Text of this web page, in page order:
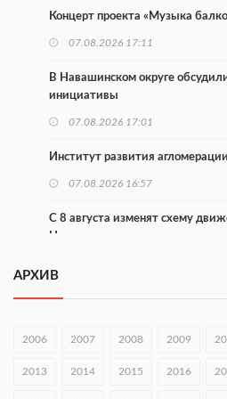
Концерт проекта «Музыка
07.08.2026 17:11
В Навашинском округе
инициативы
07.08.2026 17:01
Институт развития
07.08.2026 16:57
С 8 августа изменят схему
Новгород
В Нижегородской области
07.08.2026 14:54
В Чкаловске спустили на воду
АРХИВ
2006 2007 2008 2009
2013 2014 2015 2016